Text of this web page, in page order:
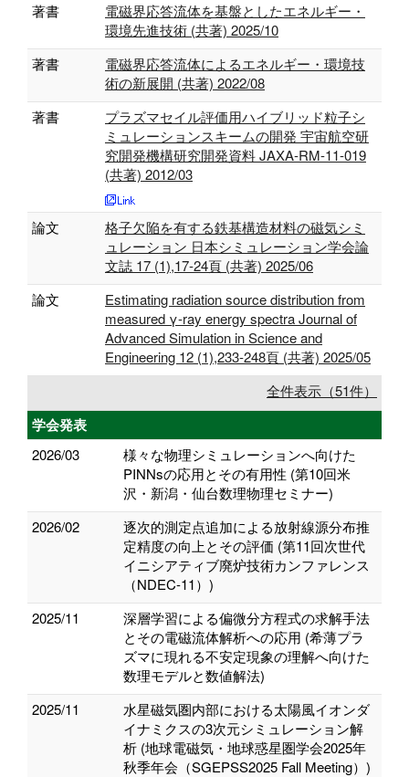
著書
電磁界応答流体を基盤としたエネルギー・
環境先進技術 (共著) 2025/10
著書
電磁界応答流体によるエネルギー・環境技
術の新展開 (共著) 2022/08
著書
プラズマセイル評価用ハイブリッド粒子シ
ミュレーションスキームの開発 宇宙航空研
究開発機構研究開発資料 JAXA-RM-11-019
(共著) 2012/03
論文
格子欠陥を有する鉄基構造材料の磁気シミ
ュレーション 日本シミュレーション学会論
文誌 17 (1),17-24頁 (共著) 2025/06
論文
Estimating radiation source distribution from
measured γ-ray energy spectra Journal of
Advanced Simulation in Science and
Engineering 12 (1),233-248頁 (共著) 2025/05
全件表示（51件）
学会発表
2026/03
様々な物理シミュレーションへ向けた
PINNsの応用とその有用性 (第10回米
沢・新潟・仙台数理物理セミナー)
2026/02
逐次的測定点追加による放射線源分布推
定精度の向上とその評価 (第11回次世代
イニシアティブ廃炉技術カンファレンス
（NDEC-11）)
2025/11
深層学習による偏微分方程式の求解手法
とその電磁流体解析への応用 (希薄プラ
ズマに現れる不安定現象の理解へ向けた
数理モデルと数値解法)
2025/11
水星磁気圏内部における太陽風イオンダ
イナミクスの3次元シミュレーション解
析 (地球電磁気・地球惑星圏学会2025年
秋季年会（SGEPSS2025 Fall Meeting）)